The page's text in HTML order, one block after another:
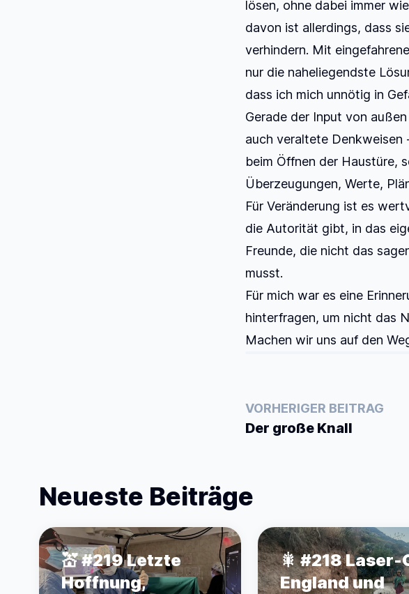
lösen, ohne dabei immer
davon ist allerdings, dass
verhindern. Mit
nur die naheliegendste
dass ich mich unnötig in
Gerade der Input von
auch veraltete Denkweisen
beim Öffnen der Haustüre,
Überzeugungen, Werte,
Für Veränderung ist es
die Autorität gibt, in das
Freunde, die nicht das
musst.
Für mich war es eine
hinterfragen, um nicht das
Machen wir uns auf den
VORHERIGER BEITRAG
Der große Knall
Neueste Beiträge
💒 #219 Letzte
Hoffnung,
🎇 #218 Laser-
England und